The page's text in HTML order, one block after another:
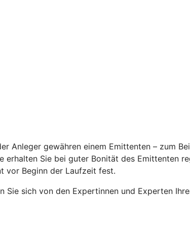
Anleger gewähren einem Emittenten – zum
Sie bei guter Bonität des Emittenten
vor Beginn der Laufzeit fest.
sich von den Expertinnen und Experten